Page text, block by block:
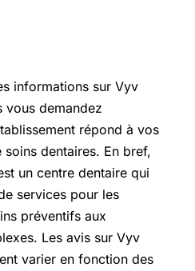
informations sur Vyv
vous demandez
répond à vos
dentaires. En bref,
un centre dentaire qui
services pour les
préventifs aux
Les avis sur Vyv
varier en fonction des